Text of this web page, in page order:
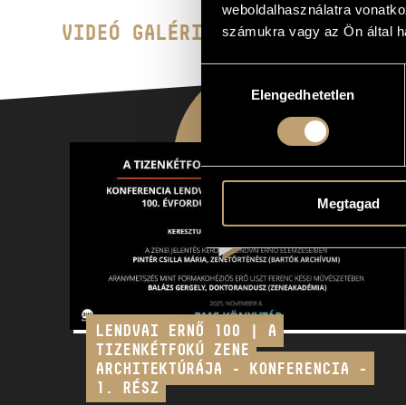
weboldalhasználatra
számukra vagy az Ön által
kiválasztásaElengedhetetlen
Megtagad
VIDEÓ GALÉRIA
LENDVAI ERNŐ 100 | A
TIZENKÉTFOKÚ ZENE
ARCHITEKTÚRÁJA - KONFERENCIA -
1. RÉSZ